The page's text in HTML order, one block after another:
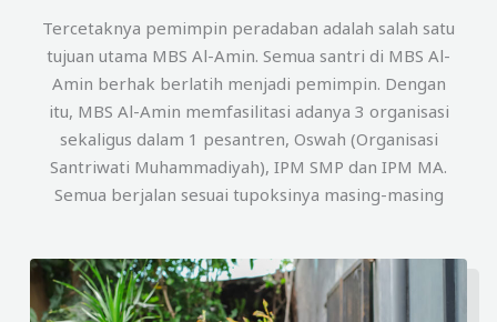
Tercetaknya pemimpin peradaban adalah salah satu
tujuan utama MBS Al-Amin. Semua santri di MBS Al-
Amin berhak berlatih menjadi pemimpin. Dengan
itu, MBS Al-Amin memfasilitasi adanya 3 organisasi
sekaligus dalam 1 pesantren, Oswah (Organisasi
Santriwati Muhammadiyah), IPM SMP dan IPM MA.
Semua berjalan sesuai tupoksinya masing-masing